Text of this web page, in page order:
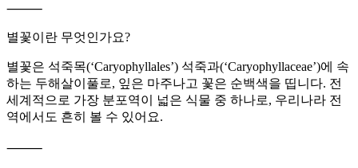
⸻
별꽃이란 무엇인가요?
별꽃은 석죽목(‘Caryophyllales’) 석죽과(‘Caryophyllaceae’)에 속
하는 두해살이풀로, 잎은 마주나고 꽃은 순백색을 띱니다. 전
세계적으로 가장 분포역이 넓은 식물 중 하나로, 우리나라 전
역에서도 흔히 볼 수 있어요.
⸻